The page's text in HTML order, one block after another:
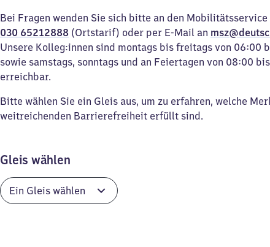
Bei Fragen wenden Sie sich bitte an den
030 65212888 (Ortstarif) oder per E-Mail an
Unsere Kolleg:innen sind montags bis freitags von 06:00
sowie samstags, sonntags und an Feiertagen von 08:00
erreichbar.
Bitte wählen Sie ein Gleis aus, um zu erfahren, welche
weitreichenden Barrierefreiheit erfüllt sind.
Gleis wählen